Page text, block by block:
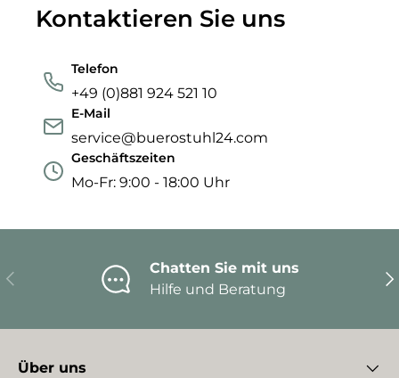
Kontaktieren Sie uns
Telefon
+49 (0)881 924 521 10
E-Mail
service@buerostuhl24.com
Geschäftszeiten
Mo-Fr: 9:00 - 18:00 Uhr
Vorherige
Chatten Sie mit uns
Hilfe und Beratung
Über uns